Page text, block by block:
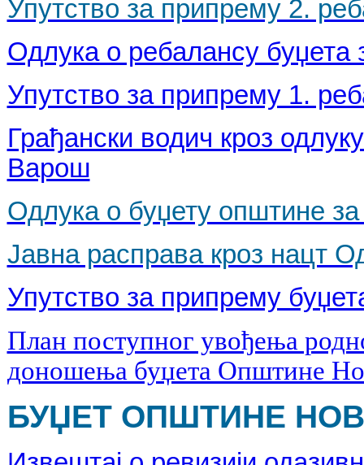
Упутство за припрему 2.
Одлука о ребалансу буџета
Упутство за припрему 1.
Грађански водич кроз
Варош
Одлука о буџету општине за
Јавна расправа кроз нацт
Упутство за припрему
План поступног увођења
доношења буџета Општине
БУЏЕТ ОПШТИНЕ